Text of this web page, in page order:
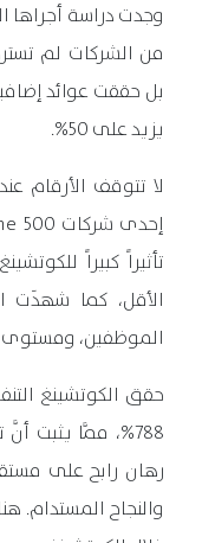
من الشركات لم
يزيد على 50%.
لا تتوقف الأرقام
تأثيراً كبيراً
الأقل، كما شهدَت
الموظفين، ومستوى
حقق الكوتشينغ
788%، ممَّا يثبت
رهان رابح على
والنجاح المستدام.